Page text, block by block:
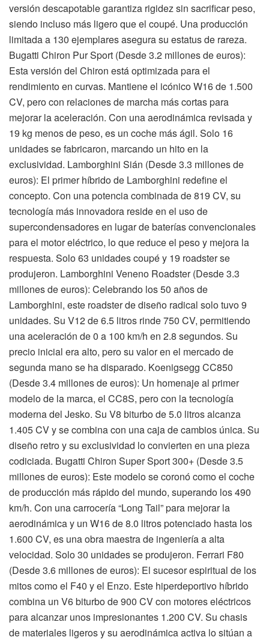
versión descapotable garantiza rigidez sin sacrificar peso,
siendo incluso más ligero que el coupé. Una producción
limitada a 130 ejemplares asegura su estatus de rareza.
Bugatti Chiron Pur Sport (Desde 3.2 millones de euros):
Esta versión del Chiron está optimizada para el
rendimiento en curvas. Mantiene el icónico W16 de 1.500
CV, pero con relaciones de marcha más cortas para
mejorar la aceleración. Con una aerodinámica revisada y
19 kg menos de peso, es un coche más ágil. Solo 16
unidades se fabricaron, marcando un hito en la
exclusividad. Lamborghini Sián (Desde 3.3 millones de
euros): El primer híbrido de Lamborghini redefine el
concepto. Con una potencia combinada de 819 CV, su
tecnología más innovadora reside en el uso de
supercondensadores en lugar de baterías convencionales
para el motor eléctrico, lo que reduce el peso y mejora la
respuesta. Solo 63 unidades coupé y 19 roadster se
produjeron. Lamborghini Veneno Roadster (Desde 3.3
millones de euros): Celebrando los 50 años de
Lamborghini, este roadster de diseño radical solo tuvo 9
unidades. Su V12 de 6.5 litros rinde 750 CV, permitiendo
una aceleración de 0 a 100 km/h en 2.8 segundos. Su
precio inicial era alto, pero su valor en el mercado de
segunda mano se ha disparado. Koenigsegg CC850
(Desde 3.4 millones de euros): Un homenaje al primer
modelo de la marca, el CC8S, pero con la tecnología
moderna del Jesko. Su V8 biturbo de 5.0 litros alcanza
1.405 CV y se combina con una caja de cambios única. Su
diseño retro y su exclusividad lo convierten en una pieza
codiciada. Bugatti Chiron Super Sport 300+ (Desde 3.5
millones de euros): Este modelo se coronó como el coche
de producción más rápido del mundo, superando los 490
km/h. Con una carrocería “Long Tail” para mejorar la
aerodinámica y un W16 de 8.0 litros potenciado hasta los
1.600 CV, es una obra maestra de ingeniería a alta
velocidad. Solo 30 unidades se produjeron. Ferrari F80
(Desde 3.6 millones de euros): El sucesor espiritual de los
mitos como el F40 y el Enzo. Este hiperdeportivo híbrido
combina un V6 biturbo de 900 CV con motores eléctricos
para alcanzar unos impresionantes 1.200 CV. Su chasis
de materiales ligeros y su aerodinámica activa lo sitúan a